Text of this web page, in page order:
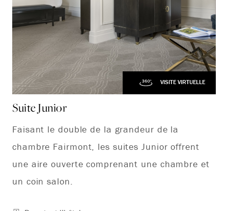
VISITE VIRTUELLE
Suite Junior
Faisant le double de la grandeur de la
chambre Fairmont, les suites Junior offrent
une aire ouverte comprenant une chambre et
un coin salon.